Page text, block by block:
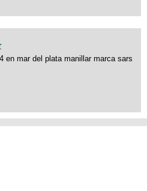
en mar del plata manillar marca sars